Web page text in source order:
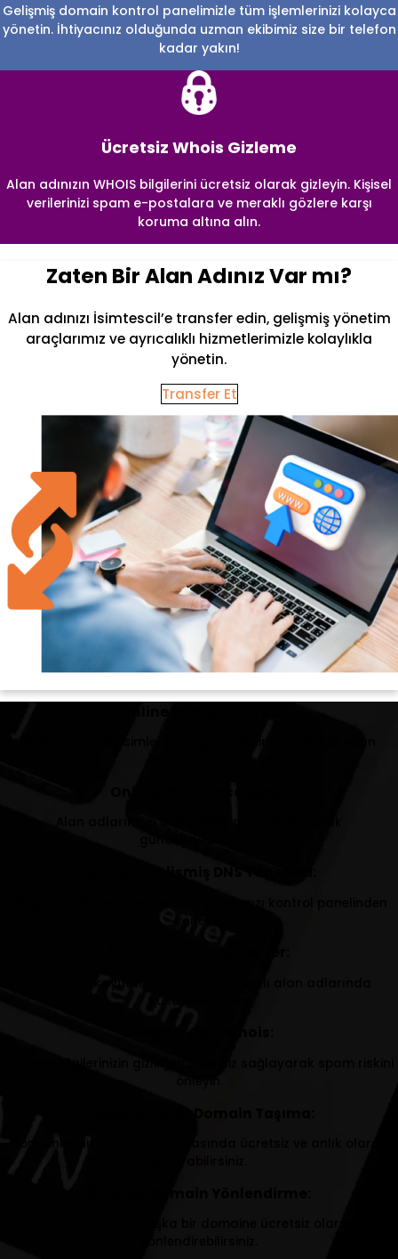
Gelişmiş domain kontrol panelimizle tüm işlemlerinizi kolayca
yönetin. İhtiyacınız olduğunda uzman ekibimiz size bir telefon
kadar yakın!
Ücretsiz Whois Gizleme
Alan adınızın WHOIS bilgilerini ücretsiz olarak gizleyin. Kişisel
verilerinizi spam e-postalara ve meraklı gözlere karşı
koruma altına alın.
Zaten Bir Alan Adınız Var mı?
Alan adınızı İsimtescil’e transfer edin, gelişmiş yönetim
araçlarımız ve ayrıcalıklı hizmetlerimizle kolaylıkla
yönetin.
Transfer Et